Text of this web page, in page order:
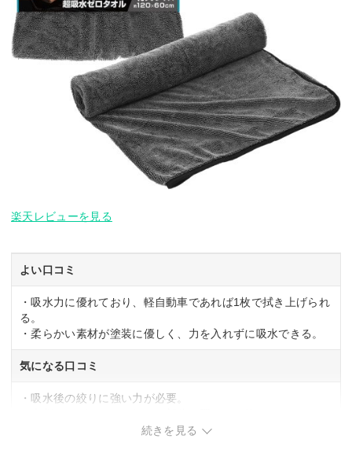
楽天レビューを見る
よい口コミ
・吸水力に優れており、軽自動車であれば1枚で拭き上げられ
る。
・柔らかい素材が塗装に優しく、力を入れずに吸水できる。
気になる口コミ
・吸水後の絞りに強い力が必要。
続きを見る